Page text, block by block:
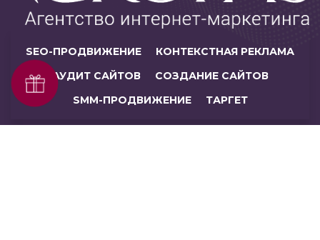
SEO-ПРОДВИЖЕНИЕ
КОНТЕКСТНАЯ РЕКЛАМА
АУДИТ САЙТОВ
СОЗДАНИЕ САЙТОВ
SMM-ПРОДВИЖЕНИЕ
ТАРГЕТ